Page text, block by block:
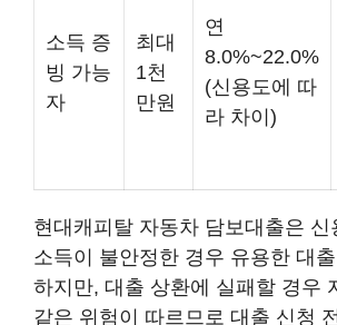
소득 증
빙 가능
자
최대
1천
만원
연
8.0%~22.0%
(신용도에 따
라 차이)
현대캐피탈 자동차 담보대출은
소득이 불안정한 경우 유용한 대
하지만, 대출 상환에 실패할 경우
같은 위험이 따르므로 대출 신청